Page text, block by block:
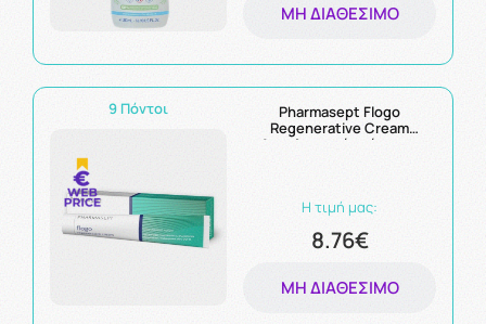
ΜΗ ΔΙΑΘΈΣΙΜΟ
9 Πόντοι
Pharmasept Flogo
Regenerative Cream
Αναπλαστική κρέμα για
Η τιμή μας:
8.76€
ΜΗ ΔΙΑΘΈΣΙΜΟ